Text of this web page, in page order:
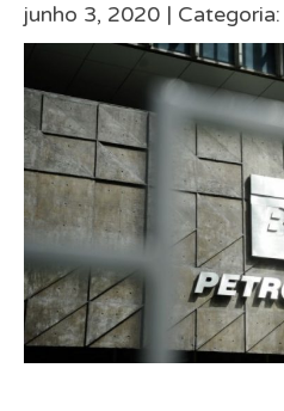
junho 3, 2020 | Categoria: